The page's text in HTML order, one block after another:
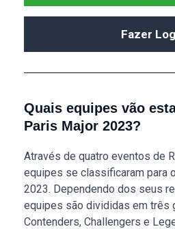
Fazer
Quais equipes vão
Paris Major 2023?
Através de quatro eventos de
equipes se classificaram para
2023. Dependendo dos seus
equipes são divididas em três
Contenders, Challengers e